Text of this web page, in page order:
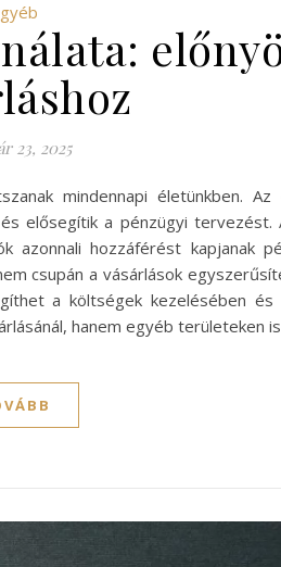
23, 2025
mindennapi életünkben.
elősegítik a pénzügyi tervezést.
hozzáférést kapjanak
csupán a vásárlások
a költségek kezelésében
hanem egyéb területeken